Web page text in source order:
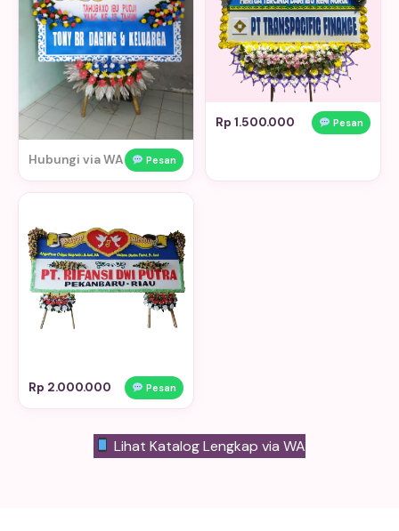
Hubungi via WA Pesan
Rp 1.500.000 Pesan
Rp 2.000.000 Pesan
Lihat Katalog Lengkap via WA